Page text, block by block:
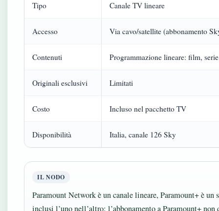
Tipo Canale TV lineare
Accesso Via cavo/satellite (abbonamento
Contenuti Programmazione lineare: film,
Originali esclusivi Limitati
Costo Incluso nel pacchetto TV
Disponibilità Italia, canale 126 Sky
IL NODO
Paramount Network è un canale lineare, Paramount+ è un
inclusi l’uno nell’altro: l’abbonamento a Paramount+ non